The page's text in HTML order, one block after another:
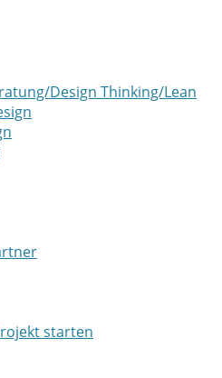
Design Thinking/Lean
starten